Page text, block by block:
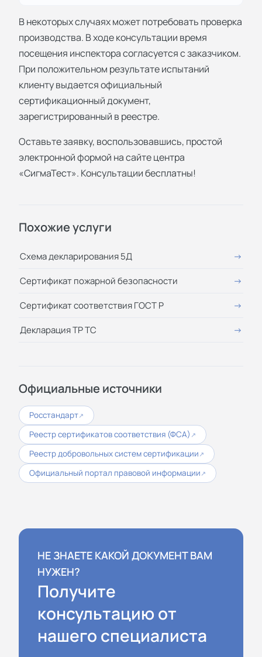
В некоторых случаях может потребовать проверка
производства. В ходе консультации время
посещения инспектора согласуется с заказчиком.
При положительном результате испытаний
клиенту выдается официальный
сертификационный документ,
зарегистрированный в реестре.
Оставьте заявку, воспользовавшись, простой
электронной формой на сайте центра
«СигмаТест». Консультации бесплатны!
Похожие услуги
Схема декларирования 5Д
Сертификат пожарной безопасности
Сертификат соответствия ГОСТ Р
Декларация ТР ТС
Официальные источники
Росстандарт↗
Реестр сертификатов соответствия (ФСА) ↗
Реестр добровольных систем сертификации ↗
Официальный портал правовой информации ↗
НЕ ЗНАЕТЕ КАКОЙ ДОКУМЕНТ ВАМ
НУЖЕН?
Получите
консультацию от
нашего специалиста